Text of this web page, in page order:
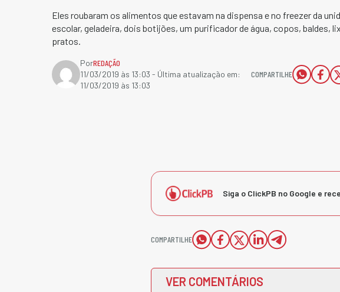
Eles roubaram os alimentos que estavam na dispensa e no freezer da
escolar, geladeira, dois botijões, um purificador de água, copos, baldes,
pratos. ​
PorREDAÇÃO
11/03/2019 às 13:03 - Última atualização em:
11/03/2019 às 13:03
COMPARTILHE
Siga o ClickPB no Google e
COMPARTILHE
VER COMENTÁRIOS